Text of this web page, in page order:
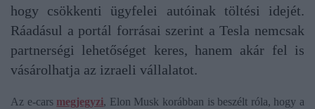
hogy csökkenti ügyfelei autóinak töltési idejét.
Ráadásul a portál forrásai szerint a Tesla nemcsak
partnerségi lehetőséget keres, hanem akár fel is
vásárolhatja az izraeli vállalatot.
Az e-cars megjegyzi, Elon Musk korábban is beszélt róla, hogy a